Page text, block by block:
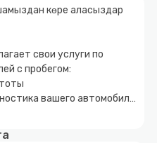
көре аласыздар
свои услуги по
с пробегом:
вашего автомобиля